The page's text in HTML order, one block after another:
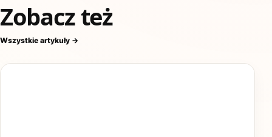
Zobacz też
Wszystkie artykuły →